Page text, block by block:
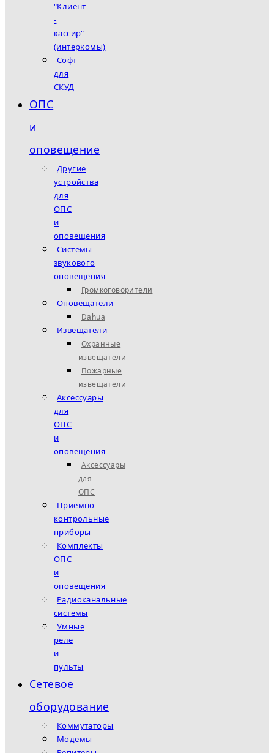
"Клиент
-
кассир"
(интеркомы)
Софт
для
СКУД
ОПС
и
оповещение
Другие
устройства
для
ОПС
и
оповещения
Системы
звукового
оповещения
Громкоговорители
Оповещатели
Dahua
Извещатели
Охранные
извещатели
Пожарные
извещатели
Аксессуары
для
ОПС
и
оповещения
Аксессуары
для
ОПС
Приемно-
контрольные
приборы
Комплекты
ОПС
и
оповещения
Радиоканальные
системы
Умные
реле
и
пульты
Сетевое
оборудование
Коммутаторы
Модемы